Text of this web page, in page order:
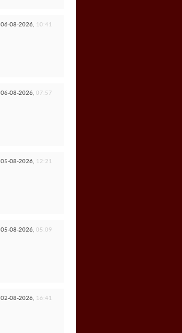
06-08-2026, 10:41
06-08-2026, 07:57
05-08-2026, 12:21
05-08-2026, 05:09
02-08-2026, 16:41